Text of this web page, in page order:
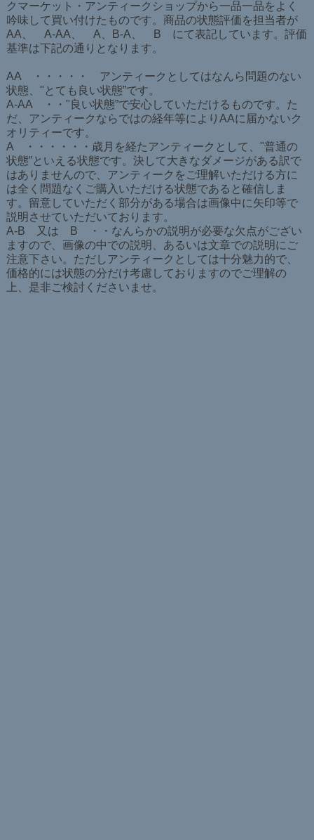
クマーケット・アンティークショップから一品一品をよく
吟味して買い付けたものです。商品の状態評価を担当者が
AA、 A-AA、 A、B-A、 B にて表記しています。評価
基準は下記の通りとなります。
AA ・・・・・ アンティークとしてはなんら問題のない
状態、"とても良い状態”です。
A-AA ・・"良い状態”で安心していただけるものです。た
だ、アンティークならではの経年等によりAAに届かないク
オリティーです。
A ・・・・・・歳月を経たアンティークとして、"普通の
状態”といえる状態です。決して大きなダメージがある訳で
はありませんので、アンティークをご理解いただける方に
は全く問題なくご購入いただける状態であると確信しま
す。留意していただく部分がある場合は画像中に矢印等で
説明させていただいております。
A-B 又は B ・・なんらかの説明が必要な欠点がござい
ますので、画像の中での説明、あるいは文章での説明にご
注意下さい。ただしアンティークとしては十分魅力的で、
価格的には状態の分だけ考慮しておりますのでご理解の
上、是非ご検討くださいませ。